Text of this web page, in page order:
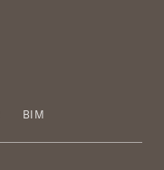
BIM